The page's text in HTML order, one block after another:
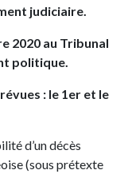
judiciaire.
2020 au Tribunal
politique.
: le 1er et le
d’un décès
(sous prétexte